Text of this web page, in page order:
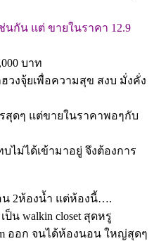
กัน แต่ ขายในราคา 12.9
บาท
วงจุ้ยเพื่อความสุข สงบ มั่งคั่ง
สุดๆ แต่ขายในราคาพอๆกับ
ไม่ได้เข้ามาอยู่ จึงต้องการ
น 2ห้องน้ำ แต่ห้องนี้….
น walkin closet สุดหรู
ออก จนได้ห้องนอน ใหญ่สุดๆ